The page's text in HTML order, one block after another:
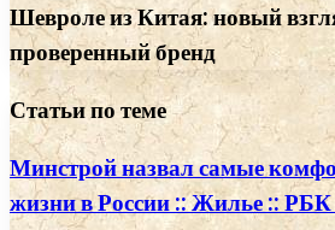
Шевроле из Китая: новый
проверенный бренд
Статьи по теме
Минстрой назвал самые
жизни в России :: Жилье ::